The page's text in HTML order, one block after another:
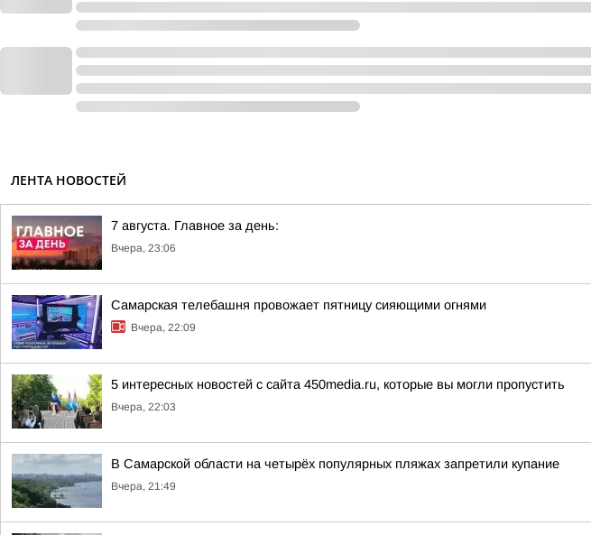
ЛЕНТА НОВОСТЕЙ
7 августа. Главное за день:
Вчера, 23:06
Самарская телебашня провожает пятницу сияющими огнями
Вчера, 22:09
5 интересных новостей с сайта 450media.ru, которые вы могли пропустить
Вчера, 22:03
В Самарской области на четырёх популярных пляжах запретили купание
Вчера, 21:49